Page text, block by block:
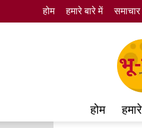
होम हमारे बारे में समाचार
होम